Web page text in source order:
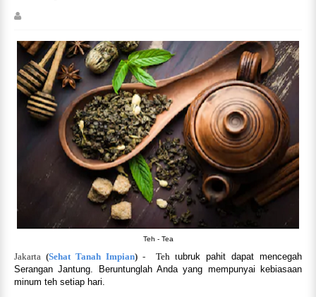
Teh - Tea
Jakarta (Sehat Tanah Impian) - Teh tubruk pahit dapat mencegah
Serangan Jantung. Beruntunglah Anda yang mempunyai kebiasaan
minum teh setiap hari.